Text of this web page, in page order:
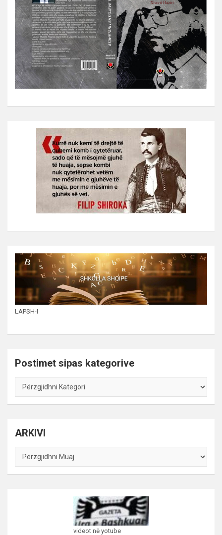
LAPSH-I
Postimet sipas kategorive
Postimet
kategorive
ARKIVI
ARKIVI
videot në yotube